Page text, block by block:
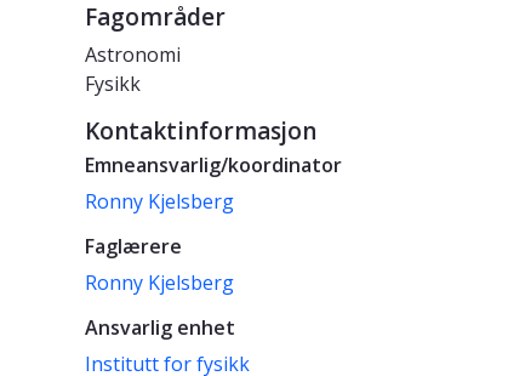
Fagområder
Astronomi
Fysikk
Kontaktinformasjon
Emneansvarlig/koordinator
Ronny Kjelsberg
Faglærere
Ronny Kjelsberg
Ansvarlig enhet
Institutt for fysikk